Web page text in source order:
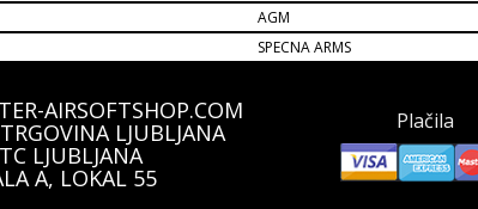
AGM
SPECNA ARMS
AIRSOFTSHOP.COM
LJUBLJANA
LJUBLJANA
A, LOKAL 55
Plačila